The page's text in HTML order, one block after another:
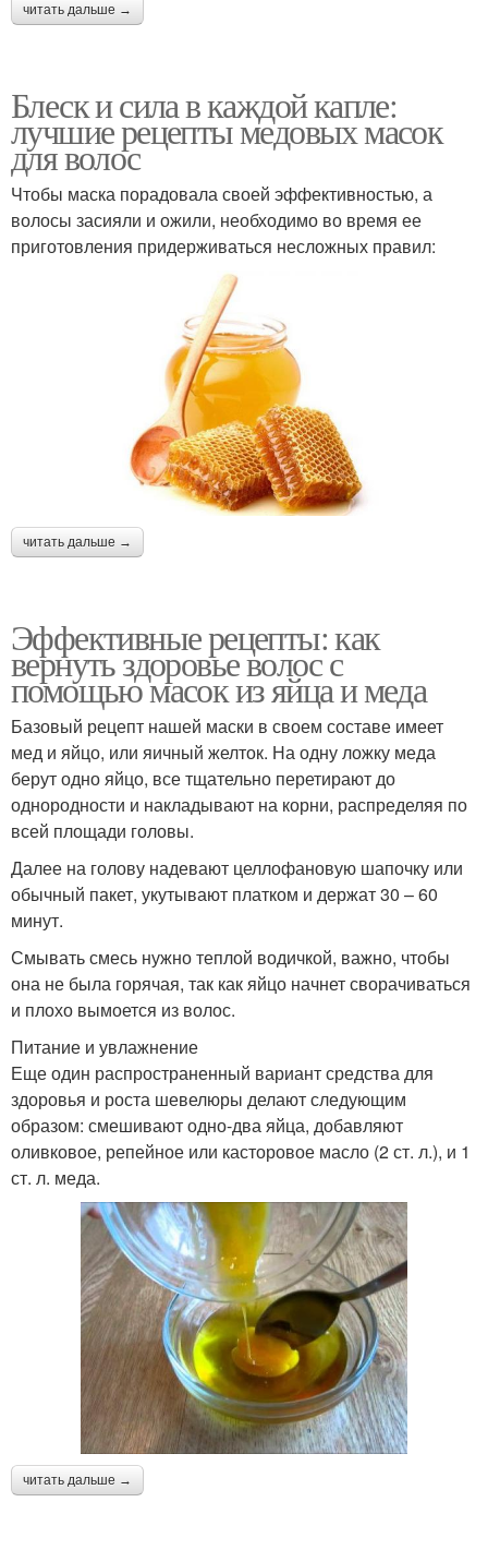
читать дальше →
Блеск и сила в каждой капле:
лучшие рецепты медовых масок
для волос
Чтобы маска порадовала своей эффективностью, а
волосы засияли и ожили, необходимо во время ее
приготовления придерживаться несложных правил:
читать дальше →
Эффективные рецепты: как
вернуть здоровье волос с
помощью масок из яйца и меда
Базовый рецепт нашей маски в своем составе имеет
мед и яйцо, или яичный желток. На одну ложку меда
берут одно яйцо, все тщательно перетирают до
однородности и накладывают на корни, распределяя по
всей площади головы.
Далее на голову надевают целлофановую шапочку или
обычный пакет, укутывают платком и держат 30 – 60
минут.
Смывать смесь нужно теплой водичкой, важно, чтобы
она не была горячая, так как яйцо начнет сворачиваться
и плохо вымоется из волос.
Питание и увлажнение
Еще один распространенный вариант средства для
здоровья и роста шевелюры делают следующим
образом: смешивают одно-два яйца, добавляют
оливковое, репейное или касторовое масло (2 ст. л.), и 1
ст. л. меда.
читать дальше →